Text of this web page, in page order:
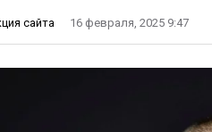
сайта 16 февраля, 2025 9:47